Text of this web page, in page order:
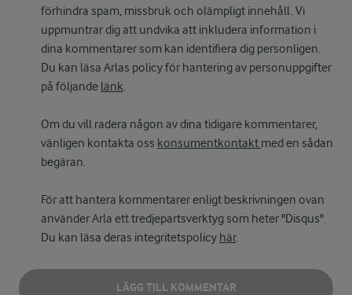
förhindra spam, missbruk och olämpligt innehåll. Vi
uppmuntrar dig att undvika att inkludera information i
dina kommentarer som kan identifiera dig personligen.
Du kan läsa Arlas policy för hantering av personuppgifter
på följande länk.
Om du vill radera någon av dina tidigare kommentarer,
vänligen kontakta oss konsumentkontakt med en sådan
begäran.
För att hantera kommentarer enligt beskrivningen ovan
använder Arla ett tredjepartsverktyg som heter "Disqus".
Du kan läsa deras integritetspolicy här.
LÄGG TILL KOMMENTAR